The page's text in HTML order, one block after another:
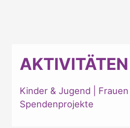
AKTIVITÄTEN
Kinder & Jugend
Spendenprojekte